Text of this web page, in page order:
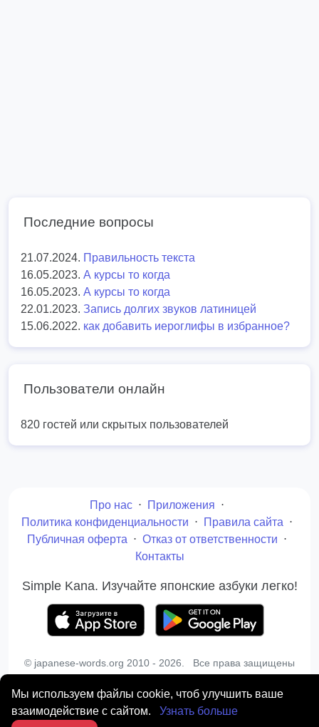
Мы используем файлы cookie, чтоб улучшить ваше
взаимодействие с сайтом.
Узнать больше
Последние вопросы
21.07.2024. Правильность текста
16.05.2023. А курсы то когда
16.05.2023. А курсы то когда
22.01.2023. Запись долгих звуков латиницей
15.06.2022. как добавить иероглифы в избранное?
Пользователи онлайн
820 гостей или скрытых пользователей
Про нас ⋅ Приложения ⋅
Политика конфиденциальности ⋅ Правила сайта ⋅
Публичная оферта ⋅ Отказ от ответственности ⋅
Контакты
Simple Kana. Изучайте японские азбуки легко!
© japanese-words.org 2010 - 2026. Все права защищены
Копирование материалов сайта запрещено без
письменного разрешения администрации